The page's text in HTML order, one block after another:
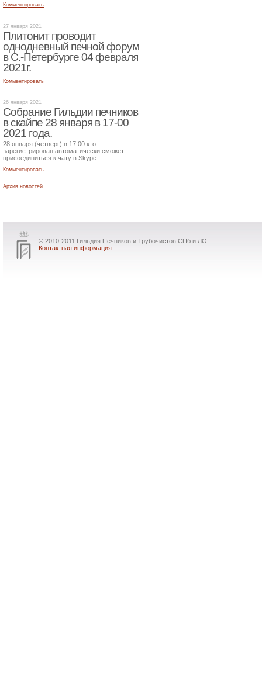
Комментировать
27 января 2021
Плитонит проводит
однодневный печной форум
в С.-Петербурге 04 февраля
2021г.
Комментировать
26 января 2021
Собрание Гильдии печников
в скайпе 28 января в 17-00
2021 года.
28 января (четверг) в 17.00 кто
зарегистрирован автоматически сможет
присоединиться к чату в Skype.
Комментировать
Архив новостей
© 2010-2011 Гильдия Печников и Трубочистов СПб и ЛО
Контактная информация